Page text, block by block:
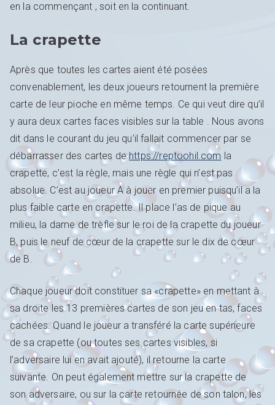
en la commençant , soit en la continuant.
La crapette
Après que toutes les cartes aient été posées
convenablement, les deux joueurs retournent la première
carte de leur pioche en même temps. Ce qui veut dire qu’il
y aura deux cartes faces visibles sur la table . Nous avons
dit dans le courant du jeu qu’il fallait commencer par se
débarrasser des cartes dehttps://reptoohil.com la
crapette, c’est la règle, mais une règle qui n’est pas
absolue. C’est au joueur A à jouer en premier puisqu’il a la
plus faible carte en crapette. Il place l’as de pique au
milieu, la dame de trèfle sur le roi de la crapette du joueur
B, puis le neuf de cœur de la crapette sur le dix de cœur
de B.
Chaque joueur doit constituer sa «crapette» en mettant à
sa droite les 13 premières cartes de son jeu en tas, faces
cachées. Quand le joueur a transféré la carte supérieure
de sa crapette (ou toutes ses cartes visibles, si
l’adversaire lui en avait ajouté), il retourne la carte
suivante. On peut également mettre sur la crapette de
son adversaire, ou sur la carte retournée de son talon, les